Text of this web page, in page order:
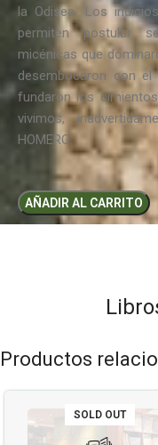
la Odisea. Los
permiten postular
micénicas que
desembocaron con
fundaron los
vivimos,
HOMERO.
AÑADIR AL CARRITO
Productos
SOLD OUT